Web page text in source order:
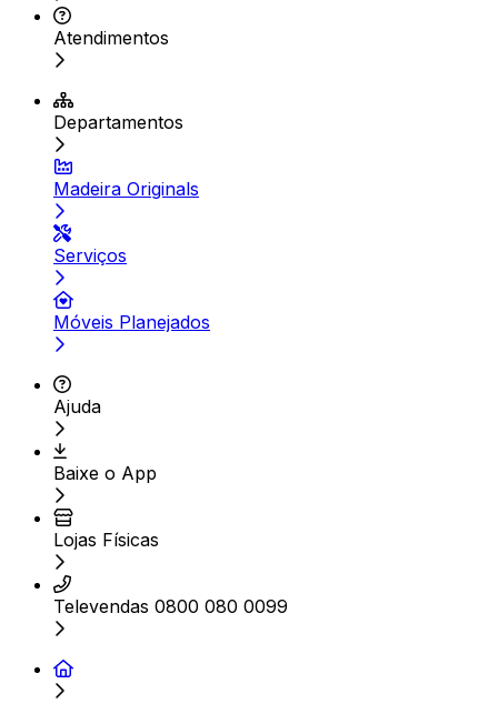
Atendimentos
Departamentos
Madeira Originals
Serviços
Móveis Planejados
Ajuda
Baixe o App
Lojas Físicas
Televendas 0800 080 0099